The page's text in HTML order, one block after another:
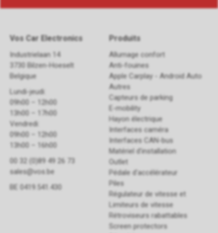
Vos Car Electronics
Industrielaan 14
3730 Bilzen-Hoeselt
Belgique
Lundi-jeudi:
09h00 – 12h00
13h00 – 17h00
Vendredi:
09h00 – 12h00
13h00 – 16h00
00 32 (0)89 49 26 73
sales@vos.be
BE 0419.541.430
Produits
Allumage confort
Anti-fouines
Apple Carplay - Android Auto
Autres
Capteurs de parking
E-mobility
Hayon électrique
Interfaces caméra
Interfaces CAN-bus
Matériel d'installation
Outlet
Pédale d'accélérateur
Piles
Régulateur de vitesse et
Limiteurs de vitesse
Rétroviseurs rabattables
Screen protectors